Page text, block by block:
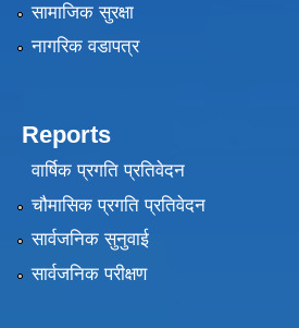
सामाजिक सुरक्षा
नागरिक वडापत्र
Reports
वार्षिक प्रगति प्रतिवेदन
चौमासिक प्रगति प्रतिवेदन
सार्वजनिक सुनुवाई
सार्वजनिक परीक्षण